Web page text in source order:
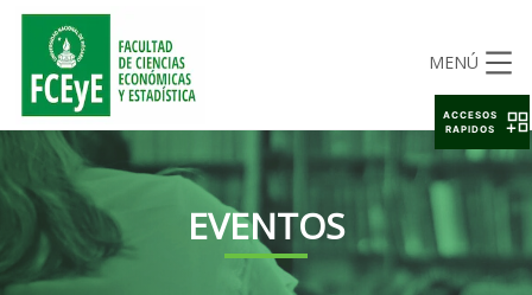
MENÚ
EVENTOS
ACCESOS
RAPIDOS